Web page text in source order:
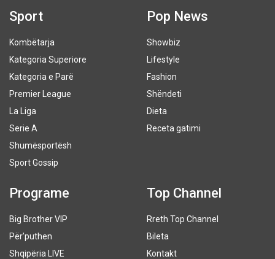
Sport
Kombëtarja
Kategoria Superiore
Kategoria e Parë
Premier League
La Liga
Serie A
Shumësportësh
Sport Gossip
Pop News
Showbiz
Lifestyle
Fashion
Shëndeti
Dieta
Receta gatimi
Programe
Big Brother VIP
Për’puthen
Shqipëria LIVE
Top Channel
Rreth Top Channel
Bileta
Kontakt